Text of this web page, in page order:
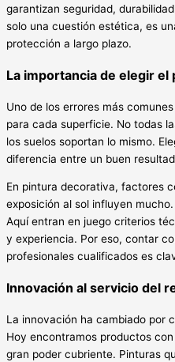
garantizan seguridad,
solo una cuestión estética, es
protección a largo plazo.
La importancia de elegir
Uno de los errores más
para cada superficie. No todas
los suelos soportan lo mismo.
diferencia entre un buen
En pintura decorativa, factores
exposición al sol influyen
Aquí entran en juego criterios
y experiencia. Por eso, contar
profesionales cualificados es
Innovación al servicio del
La innovación ha cambiado por
Hoy encontramos productos
gran poder cubriente. Pinturas